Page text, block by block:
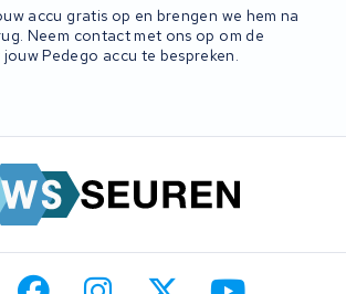
accu gratis op en brengen we hem na
Neem contact met ons op om de
Pedego accu te bespreken.